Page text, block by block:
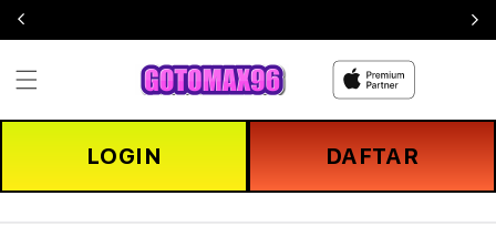
content
LOGIN DAFTAR